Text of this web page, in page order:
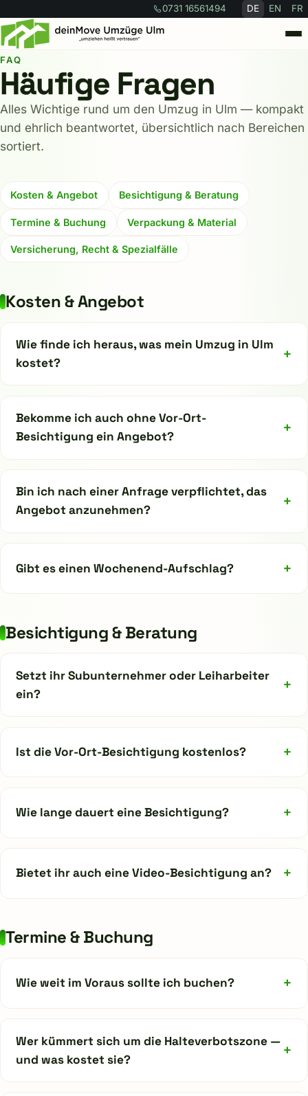
0731 16561494 DE EN FR
Leistungen
Umzugsrechner
Über uns
FAQ
Kontakt
☎ 0731 16561494
FAQ
Häufige Fragen
Alles Wichtige rund um den Umzug in Ulm — kompakt
und ehrlich beantwortet, übersichtlich nach Bereichen
sortiert.
Kosten & Angebot Besichtigung & Beratung
Termine & Buchung Verpackung & Material
Versicherung, Recht & Spezialfälle
Kosten & Angebot
Wie finde ich heraus, was mein Umzug in Ulm
kostet?
+
Bekomme ich auch ohne Vor-Ort-
Besichtigung ein Angebot?
+
Bin ich nach einer Anfrage verpflichtet, das
Angebot anzunehmen?
+
Gibt es einen Wochenend-Aufschlag? +
Besichtigung & Beratung
Setzt ihr Subunternehmer oder Leiharbeiter
ein?
+
Ist die Vor-Ort-Besichtigung kostenlos? +
Wie lange dauert eine Besichtigung? +
Bietet ihr auch eine Video-Besichtigung an? +
Termine & Buchung
Wie weit im Voraus sollte ich buchen? +
Wer kümmert sich um die Halteverbotszone —
und was kostet sie?
+